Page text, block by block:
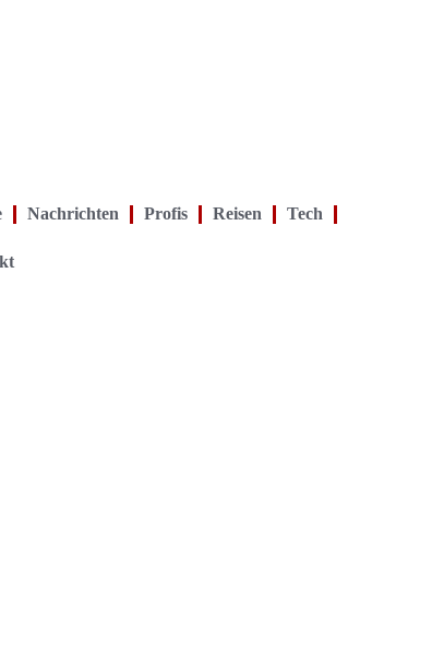
Nachrichten Profis Reisen Tech